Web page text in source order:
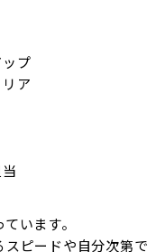
プ
ア
います。
ピードや自分次第で